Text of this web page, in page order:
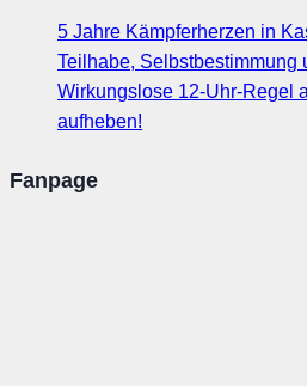
5 Jahre Kämpferherzen in
Teilhabe, Selbstbestimmung
Wirkungslose 12-Uhr-Regel
aufheben!
Fanpage